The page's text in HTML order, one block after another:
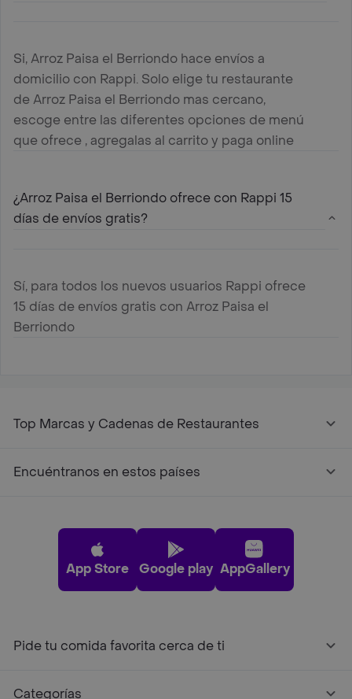
Si, Arroz Paisa el Berriondo hace envíos a
domicilio con Rappi. Solo elige tu restaurante
de Arroz Paisa el Berriondo mas cercano,
escoge entre las diferentes opciones de menú
que ofrece , agregalas al carrito y paga online
¿Arroz Paisa el Berriondo ofrece con Rappi 15
días de envíos gratis?
Sí, para todos los nuevos usuarios Rappi ofrece
15 días de envíos gratis con Arroz Paisa el
Berriondo
Top Marcas y Cadenas de Restaurantes
Encuéntranos en estos países
App Store Google play AppGallery
Pide tu comida favorita cerca de ti
Categorías